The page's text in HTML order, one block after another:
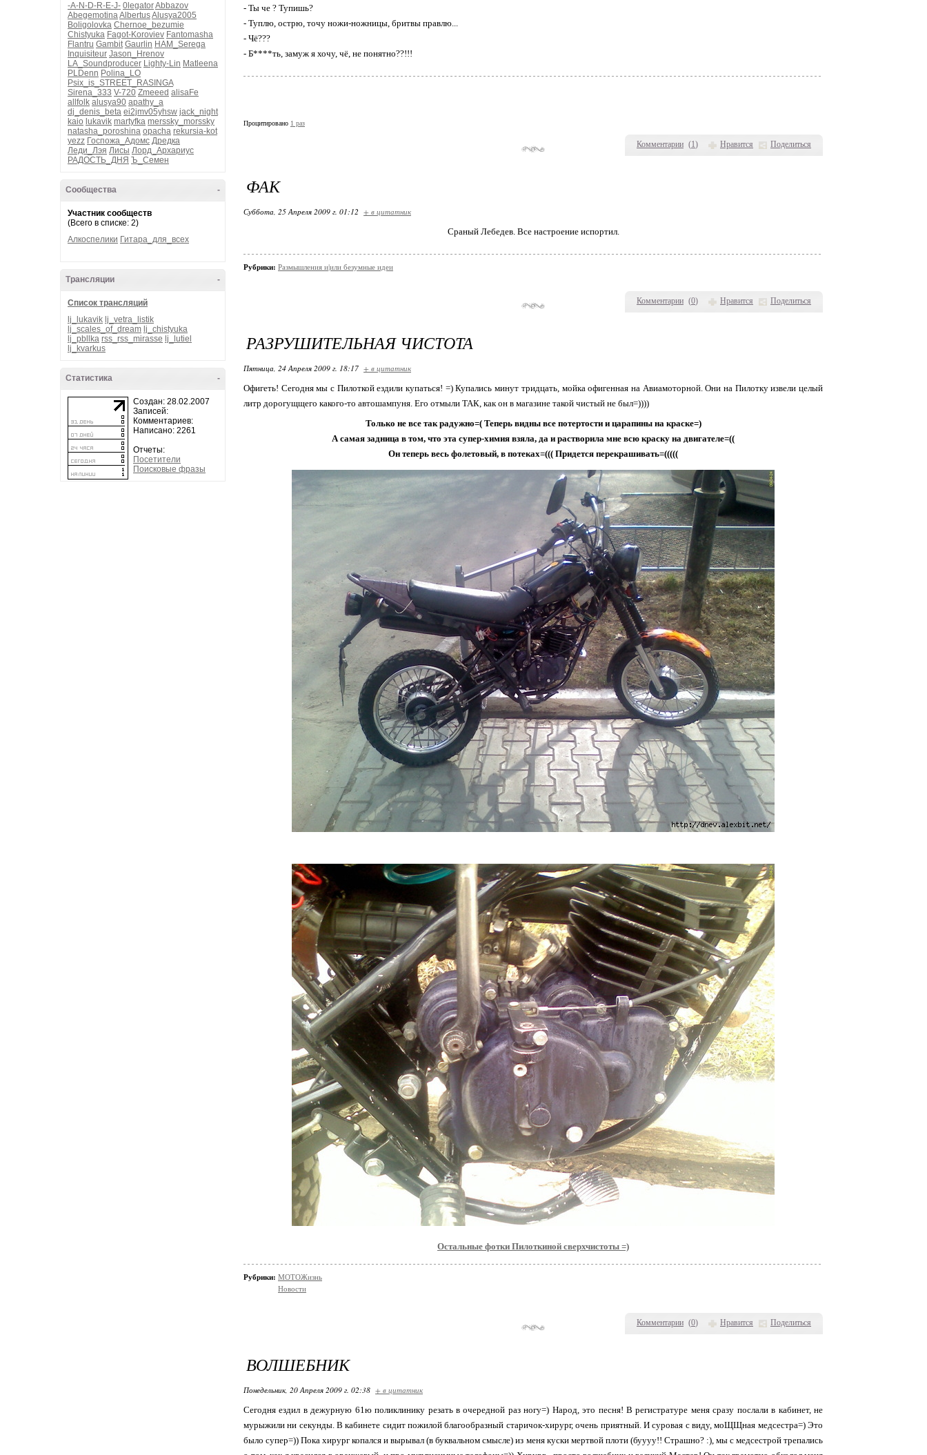
-A-N-D-R-E-J- 0legatorAbbazov
AbegemotinaAlbertusAlusya2005
Boligolovka Chernoe_bezumie
Chistyuka Fagot-Koroviev Fantomasha
Flantru Gambit Gaurlin HAM_Serega
Inquisiteur Jason_Hrenov
LA_Soundproducer Lighty-Lin Matleena
PLDenn Polina_LO
Psix_is_STREET_RASINGA
Sirena_333 V-720 Zmeeed alisaFe
allfolk alusya90 apathy_a
dj_denis_beta ei2jmv05yhsw jack_night
kaio lukavik martyfka merssky_morssky
natasha_poroshina opacha rekursia-kot
yezz Госпожа_Адомс Дредка
Леди_Лэя Лисы Лорд_Архариус
РАДОСТЬ_ДНЯ Ъ_Семен
-
Сообщества
Участник сообществ
(Всего в списке: 2)
Алкоспелики Гитара_для_всех
-
Трансляции
Список трансляций
lj_lukavik lj_vetra_listik
lj_scales_of_dream lj_chistyuka
lj_pbllka rss_rss_mirasse lj_lutiel
lj_kvarkus
-
Статистика
Создан: 28.02.2007
Записей:
Комментариев:
Написано: 2261
Отчеты:
Посетители
Поисковые фразы
Комментарии (1) Нравится Поделиться
- Ты че ? Тупишь?
- Туплю, острю, точу ножи-ножницы, бритвы правлю...
- Чё???
- Б****ть, замуж я хочу, чё, не понятно??!!!
Процитировано 1 раз
Комментарии (0) Нравится Поделиться
ФАК
Суббота, 25 Апреля 2009 г. 01:12 + в цитатник
Сраный Лебедев. Все настроение испортил.
Рубрики: Размышления и|или безумные идеи
Комментарии (0) Нравится Поделиться
РАЗРУШИТЕЛЬНАЯ ЧИСТОТА
Пятница, 24 Апреля 2009 г. 18:17 + в цитатник
Офигеть! Сегодня мы с Пилоткой ездили купаться! =) Купались минут тридцать, мойка офигенная на Авиамоторной. Они на Пилотку извели целый
литр дорогущщего какого-то автошампуня. Его отмыли ТАК, как он в магазине такой чистый не был=))))
Только не все так радужно=( Теперь видны все потертости и царапины на краске=)
А самая задница в том, что эта супер-химия взяла, да и растворила мне всю краску на двигателе=((
Он теперь весь фолетовый, в потеках=((( Придется перекрашивать=(((((
Остальные фотки Пилоткиной сверхчистоты =)
Рубрики: МОТОЖизнь
Новости
ВОЛШЕБНИК
Понедельник, 20 Апреля 2009 г. 02:38 + в цитатник
Сегодня ездил в дежурную 61ю поликлинику резать в очередной раз ногу=) Народ, это песня! В регистратуре меня сразу послали в кабинет, не
мурыжили ни секунды. В кабинете сидит пожилой благообразный старичок-хирург, очень приятный. И суровая с виду, моЩЩная медсестра=) Это
было супер=)) Пока хирург копался и вырывал (в буквальном смысле) из меня куски мертвой плоти (буууу!! Страшно? :), мы с медсестрой трепались